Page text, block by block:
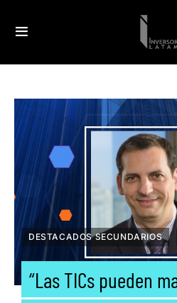
DESTACADOS SECUNDARIOS
“Las TICs pueden